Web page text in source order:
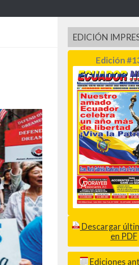
EDICIÓN
Edición
Descargar
en PDF
Ediciones